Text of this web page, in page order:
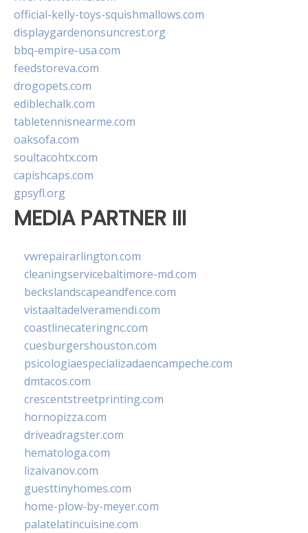
official-kelly-toys-squishmallows.com
displaygardenonsuncrest.org
bbq-empire-usa.com
feedstoreva.com
drogopets.com
ediblechalk.com
tabletennisnearme.com
oaksofa.com
soultacohtx.com
capishcaps.com
gpsyfl.org
MEDIA PARTNER III
vwrepairarlington.com
cleaningservicebaltimore-md.com
beckslandscapeandfence.com
vistaaltadelveramendi.com
coastlinecateringnc.com
cuesburgershouston.com
psicologiaespecializadaencampeche.com
dmtacos.com
crescentstreetprinting.com
hornopizza.com
driveadragster.com
hematologa.com
lizaivanov.com
guesttinyhomes.com
home-plow-by-meyer.com
palatelatincuisine.com